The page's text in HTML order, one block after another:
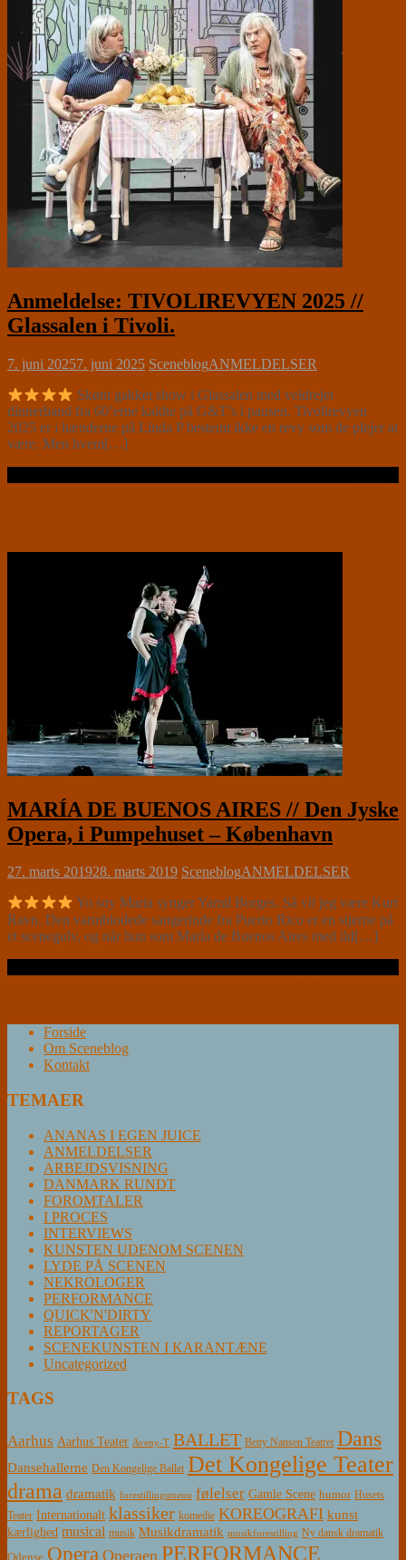
Anmeldelse: TIVOLIREVYEN 2025 //
Glassalen i Tivoli.
7. juni 20257. juni 2025 SceneblogANMELDELSER
Skønt gakket show i Glassalen med veldrejet
dinnerband fra 60’erne kaldte på G&T’s i pausen. Tivolirevyen
2025 er i hænderne på Linda P bestemt ikke en revy som de plejer at
være. Men hvem[…]
MARÍA DE BUENOS AIRES // Den Jyske
Opera, i Pumpehuset – København
27. marts 201928. marts 2019 SceneblogANMELDELSER
Yo soy Maria synger Yamil Borges. Så vil jeg være Kurt
Ravn. Den varmblodede sangerinde fra Puerto Rico er en stjerne på
et scenegulv, og når hun som Marìa de Buenos Aires med ild[…]
Forside
Om Sceneblog
Kontakt
TEMAER
ANANAS I EGEN JUICE
ANMELDELSER
ARBEJDSVISNING
DANMARK RUNDT
FOROMTALER
I PROCES
INTERVIEWS
KUNSTEN UDENOM SCENEN
LYDE PÅ SCENEN
NEKROLOGER
PERFORMANCE
QUICK'N'DIRTY
REPORTAGER
SCENEKUNSTEN I KARANTÆNE
Uncategorized
TAGS
Aarhus Aarhus Teater Aveny-T BALLET Betty Nansen Teatret Dans
Dansehallerne Den Kongelige Ballet Det Kongelige Teater
drama dramatik forestillingsmenu følelser Gamle Scene humor Husets
Teater Internationalt klassiker komedie KOREOGRAFI kunst
kærlighed musical musik Musikdramatik musikforestilling Ny dansk dramatik
Odense Opera Operaen PERFORMANCE